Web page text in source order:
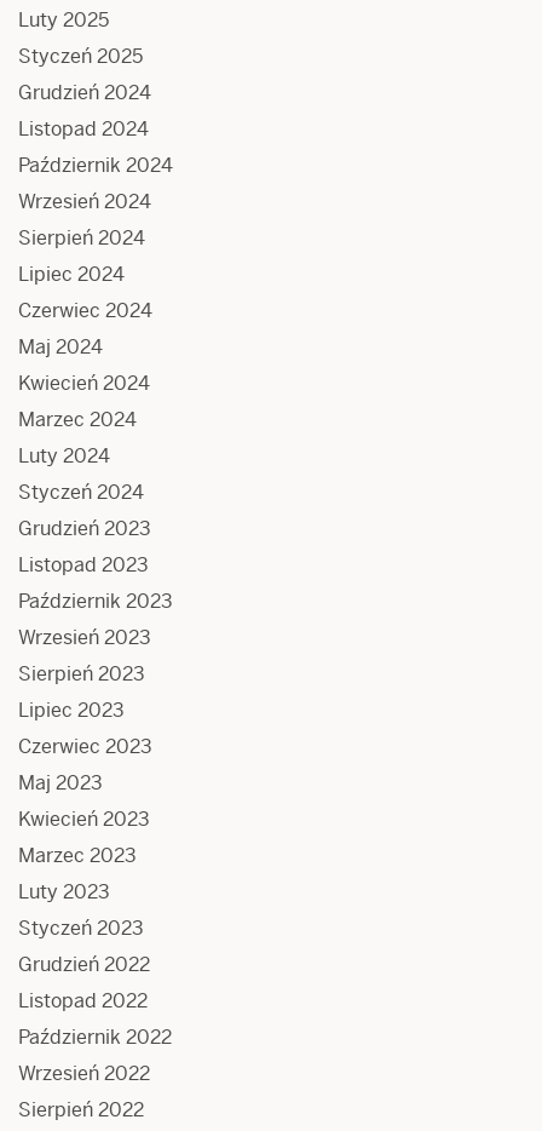
Luty 2025
Styczeń 2025
Grudzień 2024
Listopad 2024
Październik 2024
Wrzesień 2024
Sierpień 2024
Lipiec 2024
Czerwiec 2024
Maj 2024
Kwiecień 2024
Marzec 2024
Luty 2024
Styczeń 2024
Grudzień 2023
Listopad 2023
Październik 2023
Wrzesień 2023
Sierpień 2023
Lipiec 2023
Czerwiec 2023
Maj 2023
Kwiecień 2023
Marzec 2023
Luty 2023
Styczeń 2023
Grudzień 2022
Listopad 2022
Październik 2022
Wrzesień 2022
Sierpień 2022